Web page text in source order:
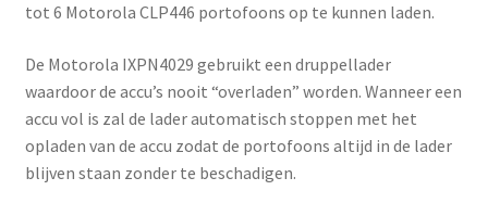
tot 6 Motorola CLP446 portofoons op te kunnen laden.
De Motorola IXPN4029 gebruikt een druppellader
waardoor de accu’s nooit “overladen” worden. Wanneer een
accu vol is zal de lader automatisch stoppen met het
opladen van de accu zodat de portofoons altijd in de lader
blijven staan zonder te beschadigen.